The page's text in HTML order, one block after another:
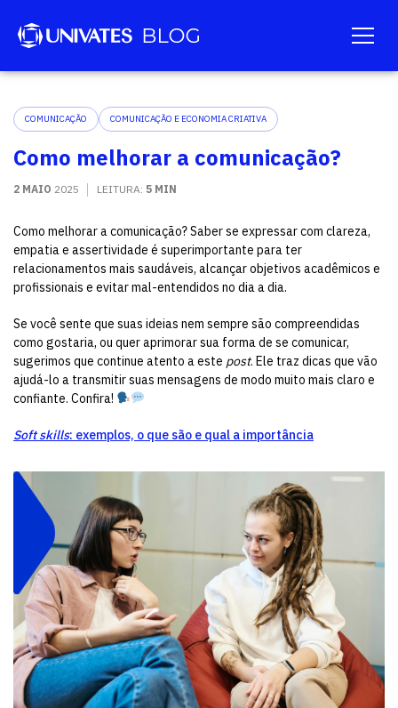
COMUNICAÇÃO COMUNICAÇÃO E ECONOMIA CRIATIVA
Como melhorar a comunicação?
2 MAIO 2025 LEITURA: 5 MIN
Como melhorar a comunicação? Saber se expressar com clareza,
empatia e assertividade é superimportante para ter
relacionamentos mais saudáveis, alcançar objetivos acadêmicos e
profissionais e evitar mal-entendidos no dia a dia.
Se você sente que suas ideias nem sempre são compreendidas
como gostaria, ou quer aprimorar sua forma de se comunicar,
sugerimos que continue atento a este post. Ele traz dicas que vão
ajudá-lo a transmitir suas mensagens de modo muito mais claro e
confiante. Confira!
Soft skills: exemplos, o que são e qual a importância